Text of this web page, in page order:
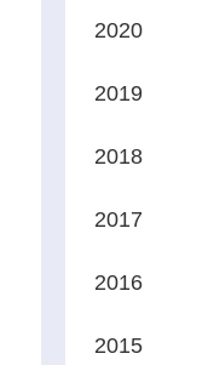
2020
2019
2018
2017
2016
2015